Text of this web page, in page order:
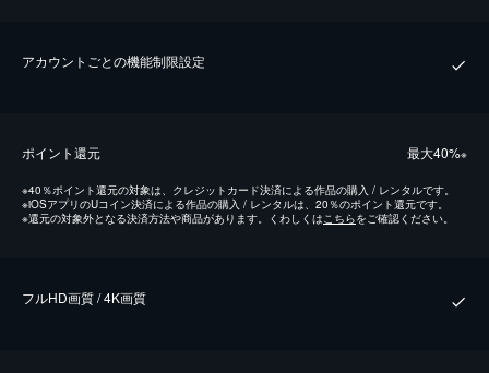
アカウントごとの機能制限設定
ポイント還元 最⼤40%※
※40％ポイント還元の対象は、クレジットカード決済による作品の購入 / レンタルです。
※iOSアプリのUコイン決済による作品の購入 / レンタルは、20％のポイント還元です。
※還元の対象外となる決済方法や商品があります。くわしくはこちらをご確認ください。
フルHD画質 / 4K画質